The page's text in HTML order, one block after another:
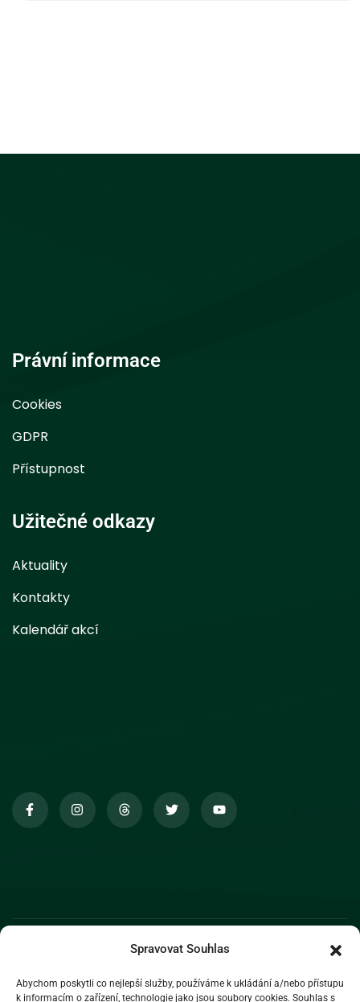
Spravovat Souhlas
Abychom poskytli co nejlepší služby, používáme k ukládání a/nebo přístupu
k informacím o zařízení, technologie jako jsou soubory cookies. Souhlas s
Právní informace
Cookies
GDPR
Přístupnost
Užitečné odkazy
Aktuality
Kontakty
Kalendář akcí